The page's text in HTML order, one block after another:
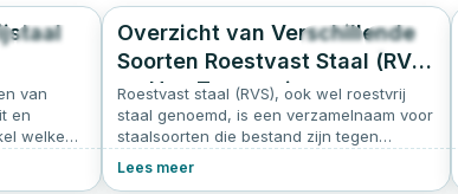
5.0
van
en
welke
kunt
543 4.7
Overzicht van Verschillende
Soorten Roestvast Staal (RVS)
en Hun Toepassingen
Roestvast staal (RVS), ook wel roestvrij
staal genoemd, is een verzamelnaam voor
staalsoorten die bestand zijn tegen
chroom en soms andere
Lees meer